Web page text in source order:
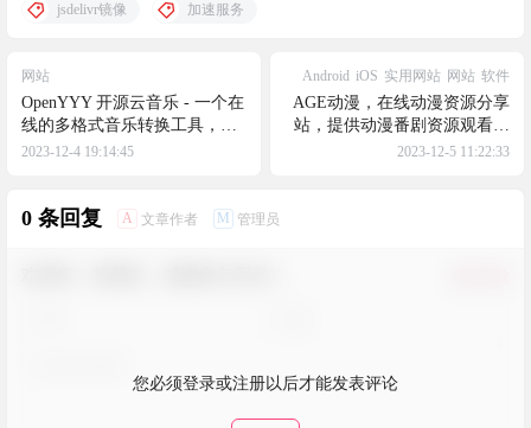
jsdelivr镜像 加速服务
网站
OpenYYY 开源云音乐 - 一个在
线的多格式音乐转换工具，云
音乐格式免上传浏览器本地批
MP3！
2023-12-4 19:14:45
Android iOS 实用网站 网站 软件
AGE动漫，在线动漫资源分享
站，提供动漫番剧资源观看下
载，支持安卓和苹果端APP
2023-12-5 11:22:33
0 条回复 A 文章作者 M 管理员
您必须登录或注册以后才能发表评论